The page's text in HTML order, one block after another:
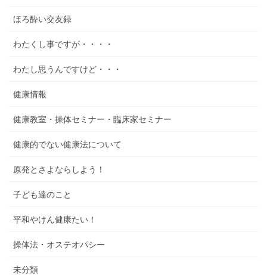
ほろ酔い交友録
わたくし事ですが・・・・
わたし思うんですけど・・・
健康情報
健康教室・操体セミナー・臨床家セミナー
健康的でない健康法について
原発とさよならしよう！
子ども達のこと
平和やけん健康たい！
操体法・オステオパシー
未分類